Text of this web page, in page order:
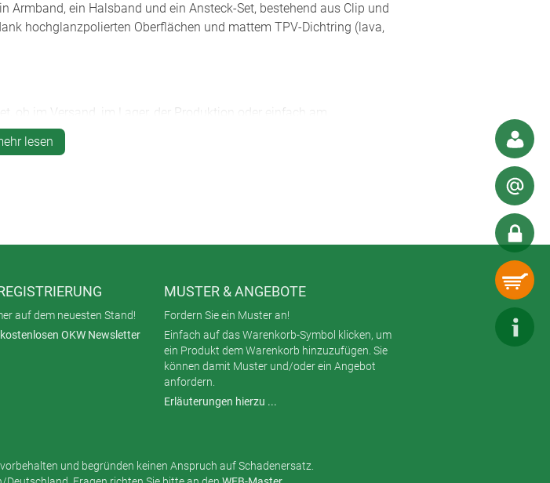
Armband, ein Halsband und ein Ansteck-Set, bestehend aus Clip und
hochglanzpolierten Oberflächen und mattem TPV-Dichtring (lava,
ob im Versand, im Lager, der Produktion oder einfach am
ist der Gedanke präsent, ausreichend Abstand zueinander zu halten.
muss weiterhin reibungslos und vor allem mit gesunden
lassen. Das bringt einige Schwierigkeiten mit sich. Eine
lesen
auf dem neuesten Stand!
OKW Newsletter
MUSTER & ANGEBOTE
Fordern Sie ein Muster an!
Einfach auf das Warenkorb-Symbol klicken, um
ein Produkt dem Warenkorb hinzuzufügen. Sie
können damit Muster und/oder ein Angebot
anfordern.
Erläuterungen hierzu ...
und begründen keinen Anspruch auf Schadenersatz.